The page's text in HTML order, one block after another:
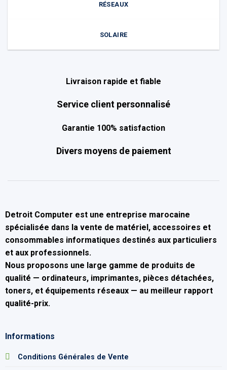
RÉSEAUX
SOLAIRE
Livraison rapide et fiable
Service client personnalisé
Garantie 100% satisfaction
Divers moyens de paiement
Detroit Computer est une entreprise marocaine
spécialisée dans la vente de matériel, accessoires et
consommables informatiques destinés aux particuliers
et aux professionnels.
Nous proposons une large gamme de produits de
qualité — ordinateurs, imprimantes, pièces détachées,
toners, et équipements réseaux — au meilleur rapport
qualité-prix.
Informations
Conditions Générales de Vente